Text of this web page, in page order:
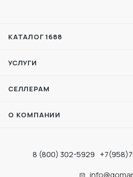
КАТАЛОГ 1688
УСЛУГИ
СЕЛЛЕРАМ
О КОМПАНИИ
8 (800) 302-5929